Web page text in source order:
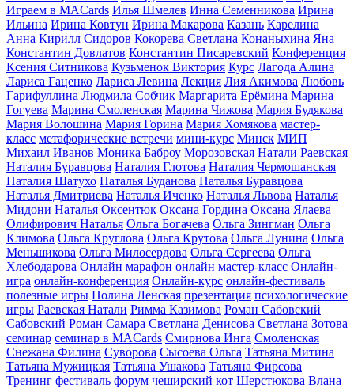
Играем в MACards Илья Шмелев Инна Семенникова Ирина
Ильина Ирина Ковтун Ирина Макарова Казань Карелина
Анна Кирилл Сидоров Кокорева Светлана Конаныхина Яна
Константин Довлатов Константин Писаревский Конференция
Ксения Ситникова Кузьменок Виктория Курс Лагода Алина
Лариса Гаценко Лариса Левина Лекция Лия Акимова Любовь
Гарифуллина Людмила Собчик Маргарита Ерёмина Марина
Гогуева Марина Смоленская Марина Чижова Мария Будякова
Мария Волошина Мария Горина Мария Хомякова мастер-
класс метафорические встречи мини-курс Минск МИП
Михаил Иванов Моника Баброу Морозовская Натали Раевская
Наталия Буравцова Наталия Глотова Наталия Чермошанская
Наталия Шатухо Наталья Буданова Наталья Буравцова
Наталья Дмитриева Наталья Иченко Наталья Львова Наталья
Мидони Наталья Оксентюк Оксана Гордина Оксана Ялаева
Олифирович Наталья Ольга Богачева Ольга Зингман Ольга
Климова Ольга Круглова Ольга Крутова Ольга Лунина Ольга
Меньшикова Ольга Милосердова Ольга Сергеева Ольга
Хлебодарова Онлайн марафон онлайн мастер-класс Онлайн-
игра онлайн-конференция Онлайн-курс онлайн-фестиваль
полезные игры Полина Ленская презентация психологические
игры Раевская Натали Римма Казимова Роман Сабовский
Сабовский Роман Самара Светлана Денисова Светлана Зотова
семинар семинар в MACards Смирнова Инга Смоленская
Снежана Филина Суворова Сысоева Ольга Татьяна Митина
Татьяна Мужицкая Татьяна Ушакова Татьяна Фирсова
Тренинг фестиваль форум чеширский кот Шерстюкова Влана